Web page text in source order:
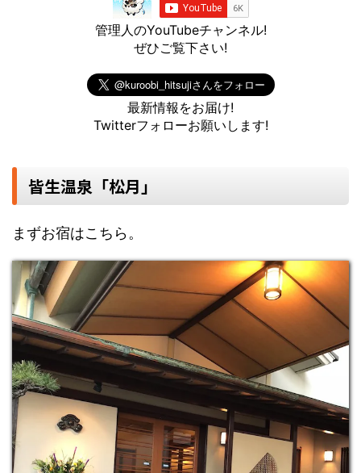
管理人のYouTubeチャンネル!
ぜひご覧下さい!
最新情報をお届け!
Twitterフォローお願いします!
皆生温泉「松月」
まずお宿はこちら。